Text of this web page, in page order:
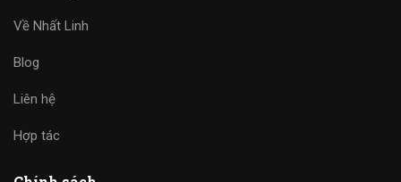
Về Nhất Linh
Blog
Liên hệ
Hợp tác